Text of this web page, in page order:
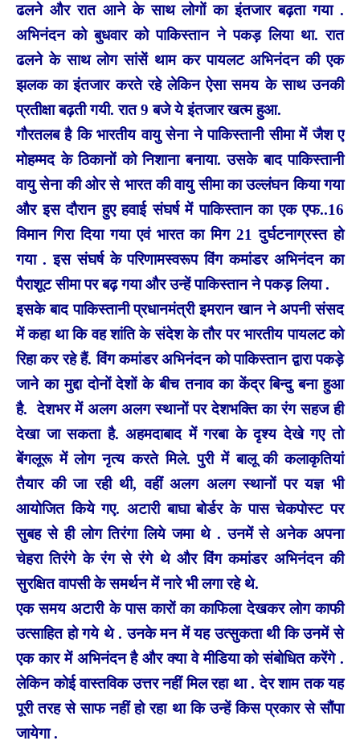
ढलने और रात आने के साथ लोगों का इंतजार बढ़ता गया .
अभिनंदन को बुधवार को पाकिस्तान ने पकड़ लिया था. रात
ढलने के साथ लोग सांसें थाम कर पायलट अभिनंदन की एक
झलक का इंतजार करते रहे लेकिन ऐसा समय के साथ उनकी
प्रतीक्षा बढ़ती गयी. रात 9 बजे ये इंतजार खत्‍म हुआ.
गौरतलब है कि भारतीय वायु सेना ने पाकिस्तानी सीमा में जैश ए
मोहम्मद के ठिकानों को निशाना बनाया. उसके बाद पाकिस्तानी
वायु सेना की ओर से भारत की वायु सीमा का उल्लंघन किया गया
और इस दौरान हुए हवाई संघर्ष में पाकिस्तान का एक एफ..16
विमान गिरा दिया गया एवं भारत का मिग 21 दुर्घटनाग्रस्त हो
गया . इस संघर्ष के परिणामस्वरूप विंग कमांडर अभिनंदन का
पैराशूट सीमा पर बढ़ गया और उन्हें पाकिस्तान ने पकड़ लिया .
इसके बाद पाकिस्तानी प्रधानमंत्री इमरान खान ने अपनी संसद
में कहा था कि वह शांति के संदेश के तौर पर भारतीय पायलट को
रिहा कर रहे हैं. विंग कमांडर अभिनंदन को पाकिस्तान द्वारा पकड़े
जाने का मुद्दा दोनों देशों के बीच तनाव का केंद्र बिन्दु बना हुआ
है. देशभर में अलग अलग स्थानों पर देशभक्ति का रंग सहज ही
देखा जा सकता है. अहमदाबाद में गरबा के दृश्य देखे गए तो
बेंगलूरू में लोग नृत्य करते मिले. पुरी में बालू की कलाकृतियां
तैयार की जा रही थी, वहीं अलग अलग स्थानों पर यज्ञ भी
आयोजित किये गए. अटारी बाघा बोर्डर के पास चेकपोस्ट पर
सुबह से ही लोग तिरंगा लिये जमा थे . उनमें से अनेक अपना
चेहरा तिरंगे के रंग से रंगे थे और विंग कमांडर अभिनंदन की
सुरक्षित वापसी के समर्थन में नारे भी लगा रहे थे.
एक समय अटारी के पास कारों का काफिला देखकर लोग काफी
उत्साहित हो गये थे . उनके मन में यह उत्सुकता थी कि उनमें से
एक कार में अभिनंदन है और क्या वे मीडिया को संबोधित करेंगे .
लेकिन कोई वास्तविक उत्तर नहीं मिल रहा था . देर शाम तक यह
पूरी तरह से साफ नहीं हो रहा था कि उन्हें किस प्रकार से सौंपा
जायेगा .